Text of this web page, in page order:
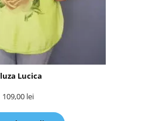
Lucica
109,00 lei